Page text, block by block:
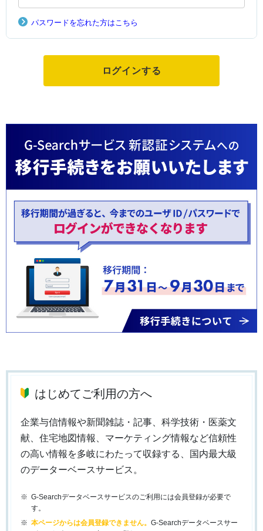
パスワードを忘れた方はこちら
はじめてご利用の方へ
企業与信情報や新聞雑誌・記事、科学技術・医薬文
献、住宅地図情報、マーケティング情報など信頼性
の高い情報を多岐にわたって収録する、国内最大級
のデーターベースサービス。
G-Searchデータベースサービスのご利用には会員登録が必要で
す。
本ページからは会員登録できません。 G-Searchデータベースサー